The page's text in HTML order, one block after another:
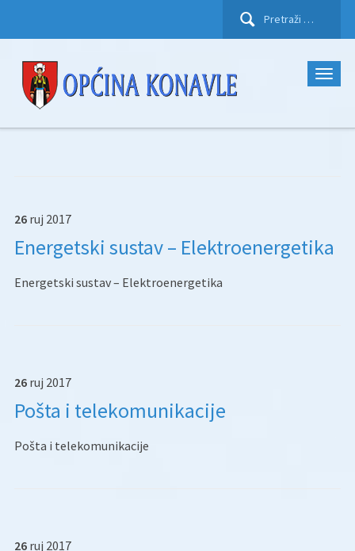
Pretraži:
26 ruj 2017
Energetski sustav – Elektroenergetika
Energetski sustav – Elektroenergetika
26 ruj 2017
Pošta i telekomunikacije
Pošta i telekomunikacije
26 ruj 2017